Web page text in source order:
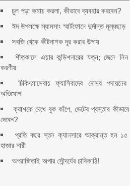
চুল পড়া কমায় করলা, কীভাবে ব্যবহার করবেন?
ঈদ উপলক্ষে স্যামসাং স্মার্টফোনে দুর্দান্ত মূল্যছাড়
সবজি থেকে কীটনাশক দূর করার উপায়
শীতকালে এয়ার কন্ডিশনারের যত্ন; জেনে নিন
করণীয়
চিকিৎসাসেবায় ফ্যাসিবাদের দোসর পদায়নের
অভিযোগ
ক্রাশকে দেখে বুক কাঁপে, ডেটের প্রস্তাব কীভাবে
দেবেন?
প্রতি বছর স্তন ক্যানসারে আক্রান্ত হন ১৫
হাজার নারী
অপরাজিতাই অপার সৌন্দর্যের চাবিকাঠি!